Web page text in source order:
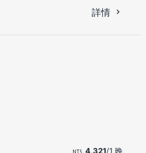
詳情
4,321/1 晚